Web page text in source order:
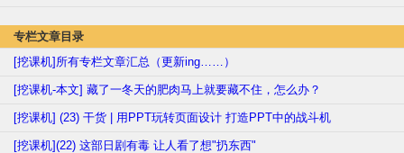
专栏文章目录
[挖课机]所有专栏文章汇总（更新ing……）
[挖课机-本文] 藏了一冬天的肥肉马上就要藏不住，怎么办？
[挖课机] (23) 干货 | 用PPT玩转页面设计 打造PPT中的战斗机
[挖课机](22) 这部日剧有毒 让人看了想"扔东西"